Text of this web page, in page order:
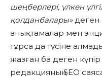
шеңберлері, үлкен
қолданбалары»деген
анықтамалар мен
тұрса да түсіне
жазған ба деген
редакцияның SEO